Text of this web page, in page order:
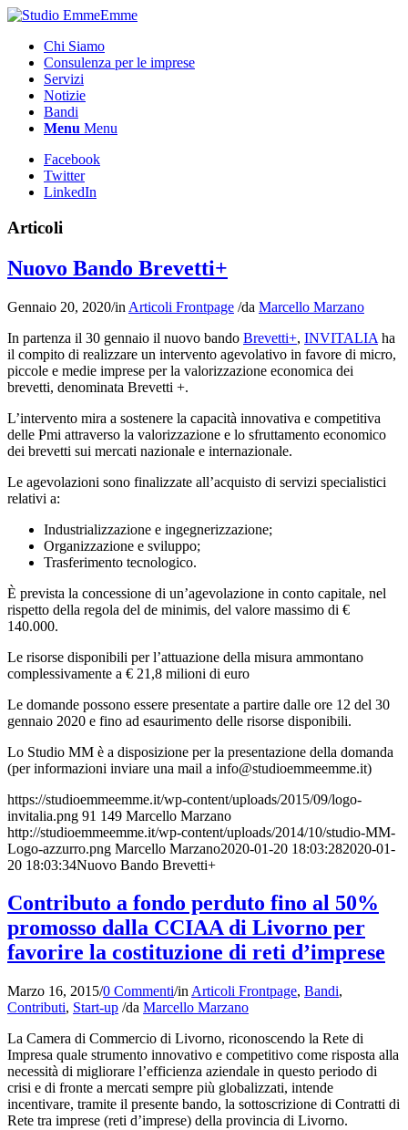
Chi Siamo
Consulenza per le imprese
Servizi
Notizie
Bandi
Menu Menu
Facebook
Twitter
LinkedIn
Articoli
Nuovo Bando Brevetti+
Gennaio 20, 2020/in Articoli Frontpage /da Marcello Marzano
In partenza il 30 gennaio il nuovo bando Brevetti+, INVITALIA ha
il compito di realizzare un intervento agevolativo in favore di micro,
piccole e medie imprese per la valorizzazione economica dei
brevetti, denominata Brevetti +.
L’intervento mira a sostenere la capacità innovativa e competitiva
delle Pmi attraverso la valorizzazione e lo sfruttamento economico
dei brevetti sui mercati nazionale e internazionale.
Le agevolazioni sono finalizzate all’acquisto di servizi specialistici
relativi a:
Industrializzazione e ingegnerizzazione;
Organizzazione e sviluppo;
Trasferimento tecnologico.
È prevista la concessione di un’agevolazione in conto capitale, nel
rispetto della regola del de minimis, del valore massimo di €
140.000.
Le risorse disponibili per l’attuazione della misura ammontano
complessivamente a € 21,8 milioni di euro
Le domande possono essere presentate a partire dalle ore 12 del 30
gennaio 2020 e fino ad esaurimento delle risorse disponibili.
Lo Studio MM è a disposizione per la presentazione della domanda
(per informazioni inviare una mail a info@studioemmeemme.it)
https://studioemmeemme.it/wp-content/uploads/2015/09/logo-
invitalia.png 91 149 Marcello Marzano
http://studioemmeemme.it/wp-content/uploads/2014/10/studio-MM-
Logo-azzurro.png Marcello Marzano2020-01-20 18:03:282020-01-
20 18:03:34Nuovo Bando Brevetti+
Contributo a fondo perduto fino al 50%
promosso dalla CCIAA di Livorno per
favorire la costituzione di reti d’imprese
Marzo 16, 2015/0 Commenti/in Articoli Frontpage, Bandi,
Contributi, Start-up /da Marcello Marzano
La Camera di Commercio di Livorno, riconoscendo la Rete di
Impresa quale strumento innovativo e competitivo come risposta alla
necessità di migliorare l’efficienza aziendale in questo periodo di
crisi e di fronte a mercati sempre più globalizzati, intende
incentivare, tramite il presente bando, la sottoscrizione di Contratti di
Rete tra imprese (reti d’imprese) della provincia di Livorno.